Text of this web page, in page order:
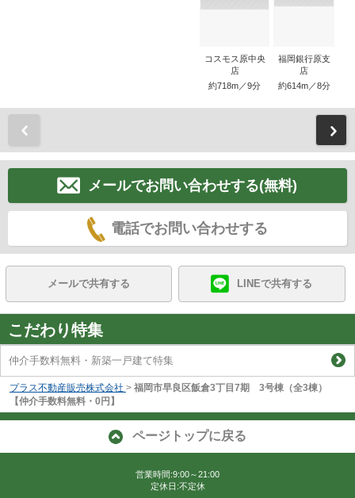
コスモス原中央
店
約718m／9分
福岡銀行原支
店
約614m／8分
メールでお問い合わせする(無料)
電話でお問い合わせする
メールで共有する LINEで共有する
こだわり特集
仲介手数料無料・新築一戸建て特集
プラス不動産販売株式会社 > 福岡市早良区飯倉3丁目7期 3号棟（全3棟）
【仲介手数料無料・0円】
ページトップに戻る
営業時間:9:00～21:00
定休日:不定休